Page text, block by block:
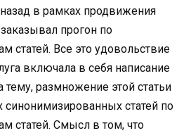
в рамках продвижения
прогон по
статей. Все это удовольствие
включала в себя написание
тему, размножение этой статьи
синонимизированных статей по
статей. Смысл в том, что